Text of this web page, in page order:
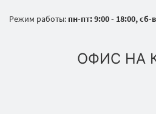
Режим работы: пн-пт: 9:00 - 18:00,
ОФИС НА